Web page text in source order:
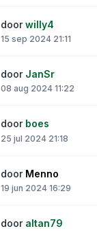
doorwilly4
15 sep 2024 21:11
door JanSr
08 aug 2024 11:22
door boes
25 jul 2024 21:18
door Menno
19 jun 2024 16:29
door altan79